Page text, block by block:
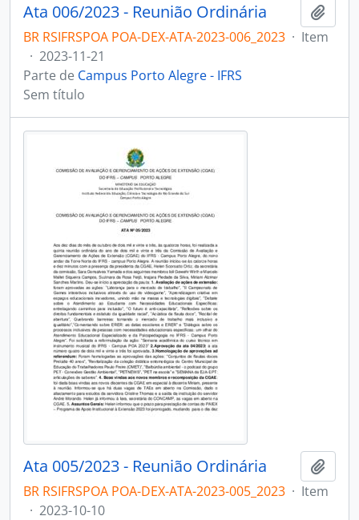
Ata 006/2023 - Reunião Ordinária
BR RSIFRSPOA POA-DEX-ATA-2023-006_2023 · Item
· 2023-11-21
Parte de Campus Porto Alegre - IFRS
Sem título
Ata 005/2023 - Reunião Ordinária
BR RSIFRSPOA POA-DEX-ATA-2023-005_2023 · Item
· 2023-10-10